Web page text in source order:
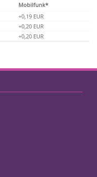
Mobilfunk*
+0,19 EUR
+0,20 EUR
+0,20 EUR